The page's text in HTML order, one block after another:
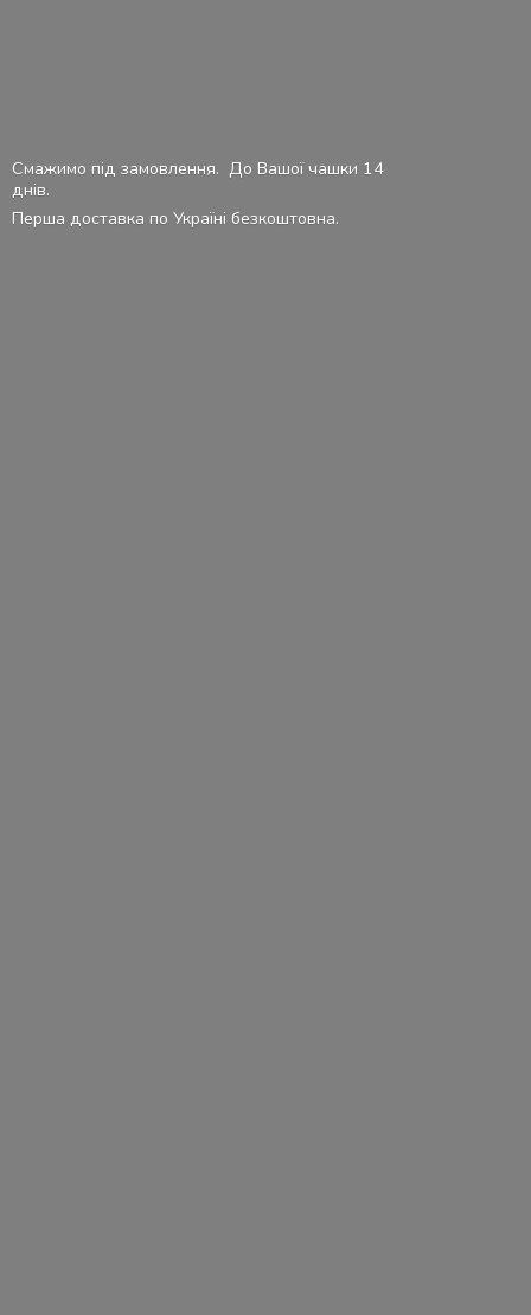
Смажимо під замовлення. До Вашої чашки 14
днів.
Перша доставка по Україні безкоштовна.